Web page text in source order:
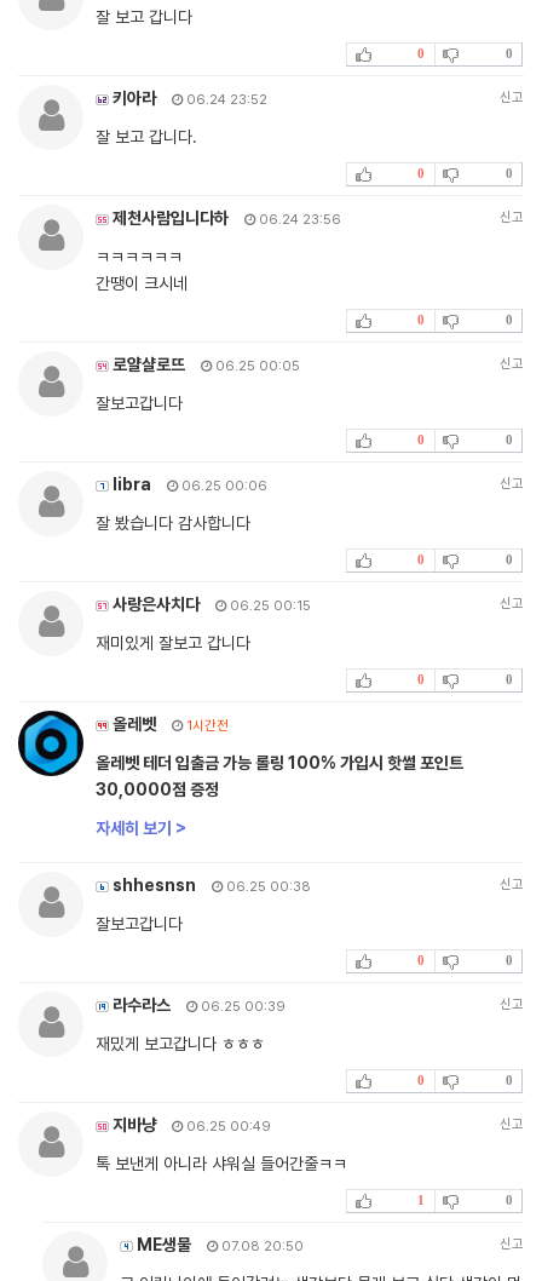
잘 보고 갑니다
0 0
키아라 06.24 23:52 신고
잘 보고 갑니다.
0 0
제천사람입니다하 06.24 23:56 신고
ㅋㅋㅋㅋㅋㅋ
간땡이 크시네
0 0
로얄샬로뜨 06.25 00:05 신고
잘보고갑니다
0 0
libra 06.25 00:06 신고
잘 봤습니다 감사합니다
0 0
사랑은사치다 06.25 00:15 신고
재미있게 잘보고 갑니다
0 0
올레벳 1시간전
올레벳 테더 입출금 가능 롤링 100% 가입시 핫썰 포인트
30,0000점 증정
자세히 보기 >
shhesnsn 06.25 00:38 신고
잘보고갑니다
0 0
라수라스 06.25 00:39 신고
재밌게 보고갑니다 ㅎㅎㅎ
0 0
지바냥 06.25 00:49 신고
톡 보낸게 아니라 샤워실 들어간줄ㅋㅋ
1 0
ME생물 07.08 20:50 신고